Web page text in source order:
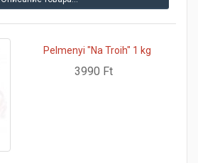
Pelmenyi "Na Troih" 1 kg
3990 Ft